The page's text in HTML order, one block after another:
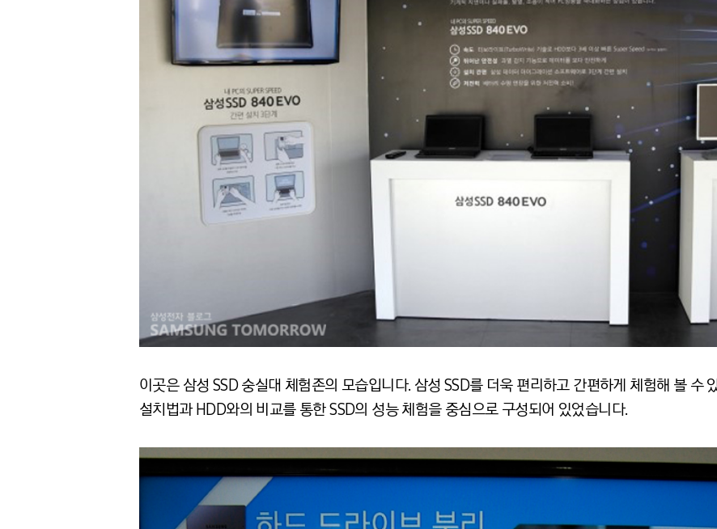
이곳은 삼성 SSD 숭실대 체험존의 모습입니다. 삼성 SSD를 더욱 편리하고 간편하게 체험해 볼 수
설치법과 HDD와의 비교를 통한 SSD의 성능 체험을 중심으로 구성되어 있었습니다.